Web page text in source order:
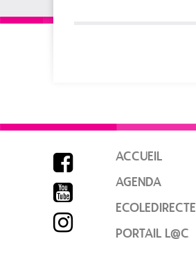



ACCUEIL
AGENDA
ECOLEDIRECTE
PORTAIL L@C